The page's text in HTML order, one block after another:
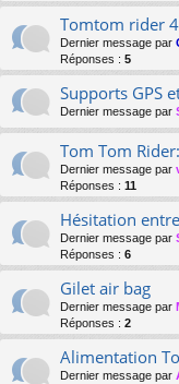
Tomtom rider
Dernier message par
Réponses : 5
Supports GPS
Dernier message par
Tom Tom
Dernier message par
Réponses : 11
Hésitation
Dernier message par
Réponses : 6
Gilet air bag
Dernier message par
Réponses : 2
Alimentation
Dernier message par